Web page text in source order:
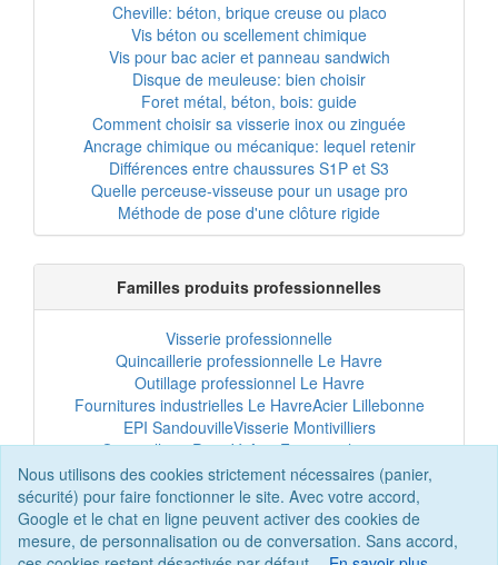
Nous utilisons des cookies strictement nécessaires (panier,
sécurité) pour faire fonctionner le site. Avec votre accord,
Google et le chat en ligne peuvent activer des cookies de
mesure, de personnalisation ou de conversation. Sans accord,
Cheville: béton, brique creuse ou placo
Vis béton ou scellement chimique
Vis pour bac acier et panneau sandwich
Disque de meuleuse: bien choisir
Foret métal, béton, bois: guide
Comment choisir sa visserie inox ou zinguée
Ancrage chimique ou mécanique: lequel retenir
Différences entre chaussures S1P et S3
Quelle perceuse-visseuse pour un usage pro
Méthode de pose d'une clôture rigide
Familles produits professionnelles
Visserie professionnelle
Quincaillerie professionnelle Le Havre
Outillage professionnel Le Havre
Fournitures industrielles Le HavreAcier Lillebonne
EPI SandouvilleVisserie Montivilliers
Quincaillerie Port-JérômeFixation chantier
EPI professionnelOutillage maintenance
Acier professionnelTôles et bardage
Scellement chimiqueClôtures Le Havre